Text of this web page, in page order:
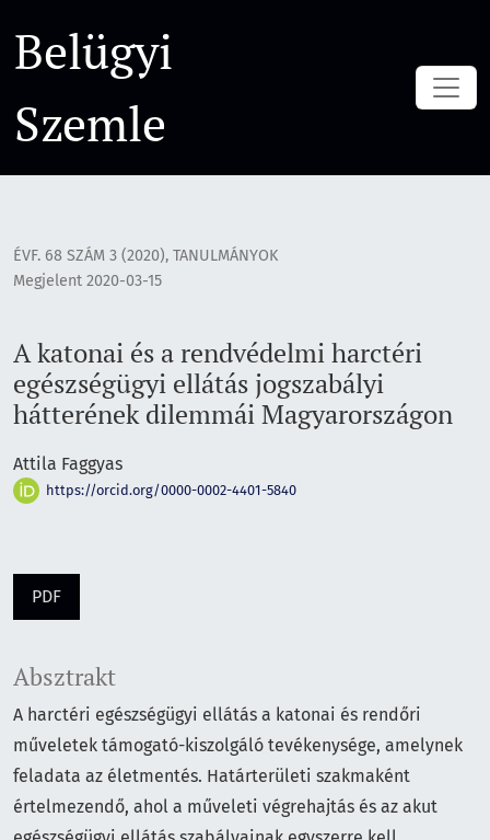
Belügyi
Szemle
ÉVF. 68 SZÁM 3 (2020), TANULMÁNYOK
A katonai és a rendvédelmi harctéri
egészségügyi ellátás jogszabályi
hátterének dilemmái Magyarországon
Megjelent 2020-03-15
Attila Faggyas
https://orcid.org/0000-0002-4401-5840
PDF
Absztrakt
A harctéri egészségügyi ellátás a katonai és rendőri
műveletek támogató-kiszolgáló tevékenysége, amelynek
feladata az életmentés. Határterületi szakmaként
értelmezendő, ahol a műveleti végrehajtás és az akut